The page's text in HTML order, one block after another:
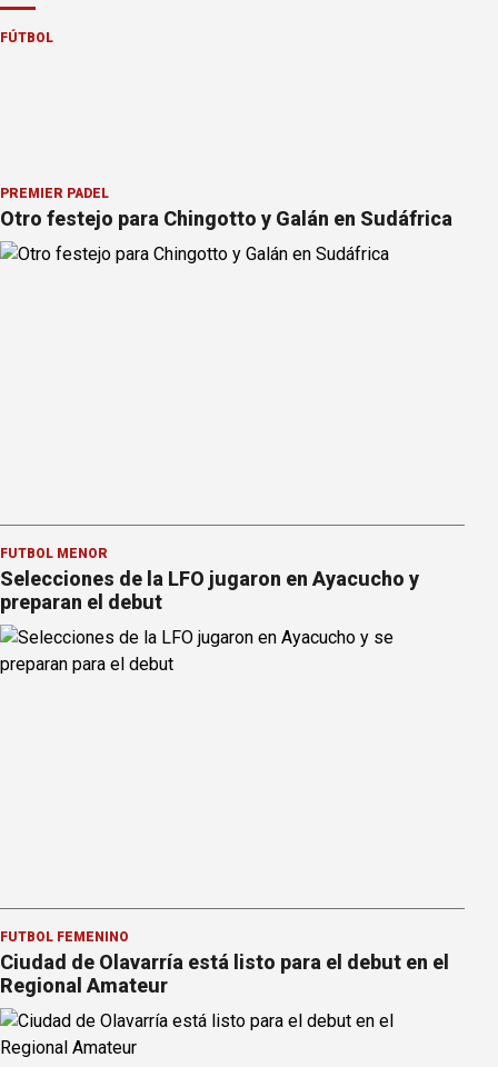
FÚTBOL
PREMIER PÁDEL
Otro festejo para Chingotto y Galán en Sudáfrica
FÚTBOL MENOR
Selecciones de la LFO jugaron en Ayacucho y
preparan el debut
FÚTBOL FEMENINO
Ciudad de Olavarría está listo para el debut en el
Regional Amateur